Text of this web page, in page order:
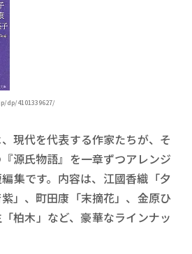
dp/4101339627/
現代を代表する作家たちが、そ
源氏物語』を一章ずつアレンジ
集です。内容は、江國香織「夕
」、町田康「末摘花」、金原ひ
柏木」など、豪華なラインナッ